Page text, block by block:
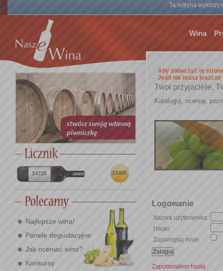
Ta witryna
Wina
14720 12405
Najlepsze wina!
Panele degustacyjne
Jak oceniać wino?
Konkursy
Aby zobaczyć tę
Jeśli nie masz jeszcze
Twoi przyjaciele,
Kataloguj, oceniaj,
Logowanie
Nazwa użytkownika:
Hasło:
Zapamiętaj mnie:
Zapomniałem hasła